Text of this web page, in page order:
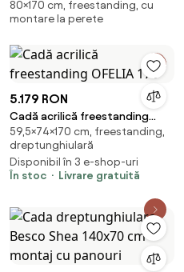
DuraSenja 170x80 cm
80×170 cm, freestanding, cu
montare la perete
5.179 RON
Cadă acrilică freestanding
OFELIA 170
59,5×74×170 cm, freestanding,
dreptunghiulară
Disponibil în 3 e-shop-uri
În stoc
Livrare gratuită